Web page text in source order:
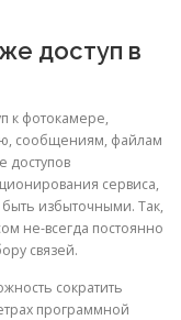
доступ в
к фотокамере,
сообщениям, файлам
доступов
сервиса,
избыточными. Так,
не-всегда постоянно
связей.
сократить
программной